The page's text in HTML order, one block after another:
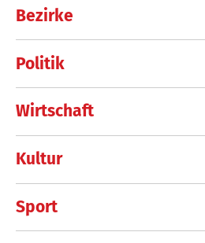
Bezirke
Politik
Wirtschaft
Kultur
Sport